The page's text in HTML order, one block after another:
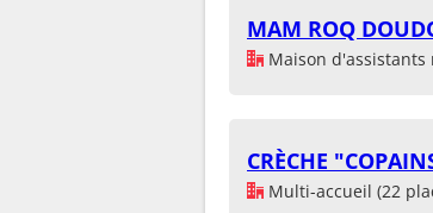
MAM ROQ
Maison d'assistants
CRÈCHE
Multi-accueil (22